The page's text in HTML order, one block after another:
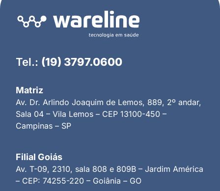
Tel.: (19) 3797.0600
Matriz
Av. Dr. Arlindo Joaquim de Lemos, 889, 2º andar,
Sala 04 – Vila Lemos – CEP 13100-450 –
Campinas – SP
Filial Goiás
Av. T-09, 2310, sala 808 e 809B – Jardim América
– CEP: 74255-220 – Goiânia – GO